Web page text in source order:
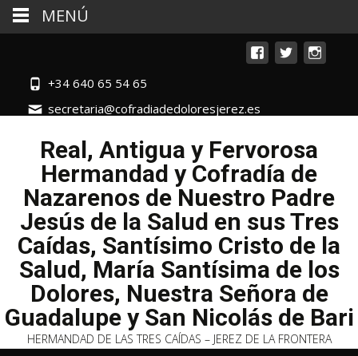
+34 640 65 54 65
secretaria@cofradiadedoloresjerez.es
Real, Antigua y Fervorosa
Hermandad y Cofradía de
Nazarenos de Nuestro Padre
Jesús de la Salud en sus Tres
Caídas, Santísimo Cristo de la
Salud, María Santísima de los
Dolores, Nuestra Señora de
Guadalupe y San Nicolás de Bari
HERMANDAD DE LAS TRES CAÍDAS – JEREZ DE LA FRONTERA
MENÚ